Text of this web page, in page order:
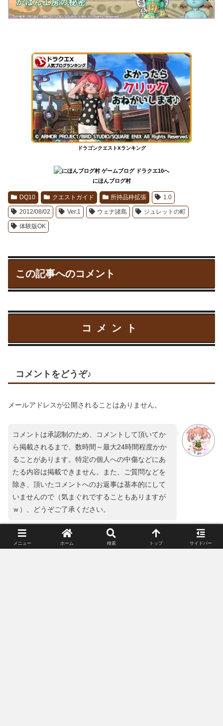
ドラゴンクエストXランキング
にほんブログ村
DQ10 クエストガイド 所持品枠拡張 1.0
2012/08/02 Ver.1 ウェナ諸島 ジュレットの町
体験版OK
この記事へのコメント
コメント
コメントをどうぞ♪
メールアドレスが公開されることはありません。
コメントは承認制のため、コメントして頂いてか
ら掲載されるまで、数時間～最大24時間程度かか
ることがあります。特定の個人への中傷などにあ
たる内容は掲載できません。また、ご質問などを
除き、頂いたコメントへのお返事は基本的にして
いませんので（気まぐれですることもありますが
ｗ）、どうぞご了承ください。
コメント
メニュー ホーム 検索 トップ サイドバー